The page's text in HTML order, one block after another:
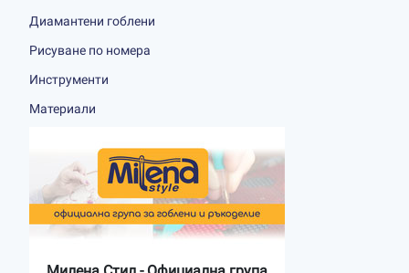
Диамантени гоблени
Рисуване по номера
Инструменти
Материали